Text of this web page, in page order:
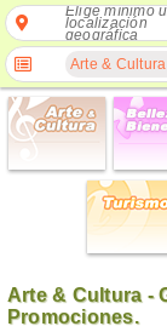
Elige mínimo
localización
geográfica
Arte & Cultura
Arte & Cultura -
Promociones.